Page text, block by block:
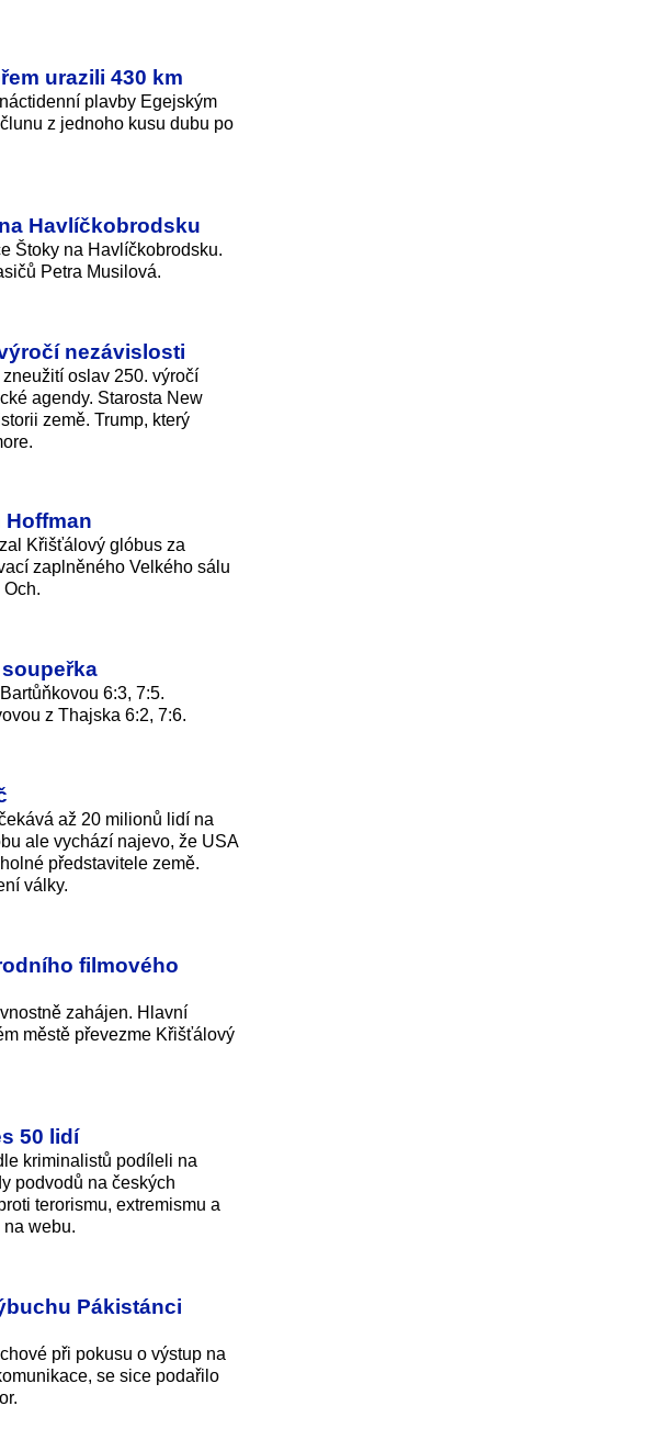
urazili 430 km
plavby Egejským
z jednoho kusu dubu po
Havlíčkobrodsku
Štoky na Havlíčkobrodsku.
Petra Musilová.
nezávislosti
oslav 250. výročí
agendy. Starosta New
země. Trump, který
Křišťálový glóbus za
zaplněného Velkého sálu
6:3, 7:5.
z Thajska 6:2, 7:6.
až 20 milionů lidí na
ale vychází najevo, že USA
představitele země.
války.
filmového
zahájen. Hlavní
městě převezme Křišťálový
50 lidí
kriminalistů podíleli na
podvodů na českých
terorismu, extremismu a
webu.
Pákistánci
při pokusu o výstup na
se sice podařilo